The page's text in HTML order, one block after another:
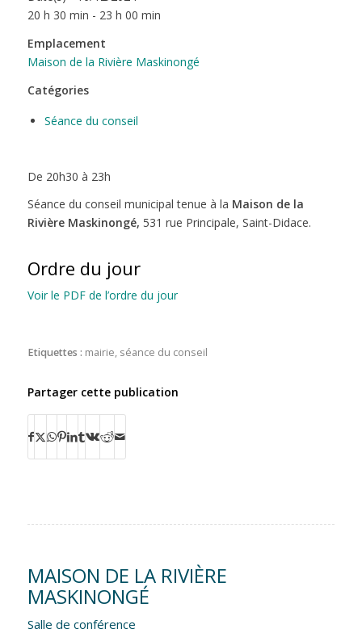
20 h 30 min - 23 h 00 min
Emplacement
Maison de la Rivière Maskinongé
Catégories
Séance du conseil
De 20h30 à 23h
Séance du conseil municipal tenue à la Maison de la
Rivière Maskinongé, 531 rue Principale, Saint-Didace.
Ordre du jour
Voir le PDF de l’ordre du jour
Etiquettes : mairie, séance du conseil
Partager cette publication
MAISON DE LA RIVIÈRE
MASKINONGÉ
Salle de conférence